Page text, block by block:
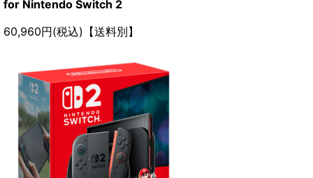
for Nintendo Switch 2
60,960円(税込)【送料別】